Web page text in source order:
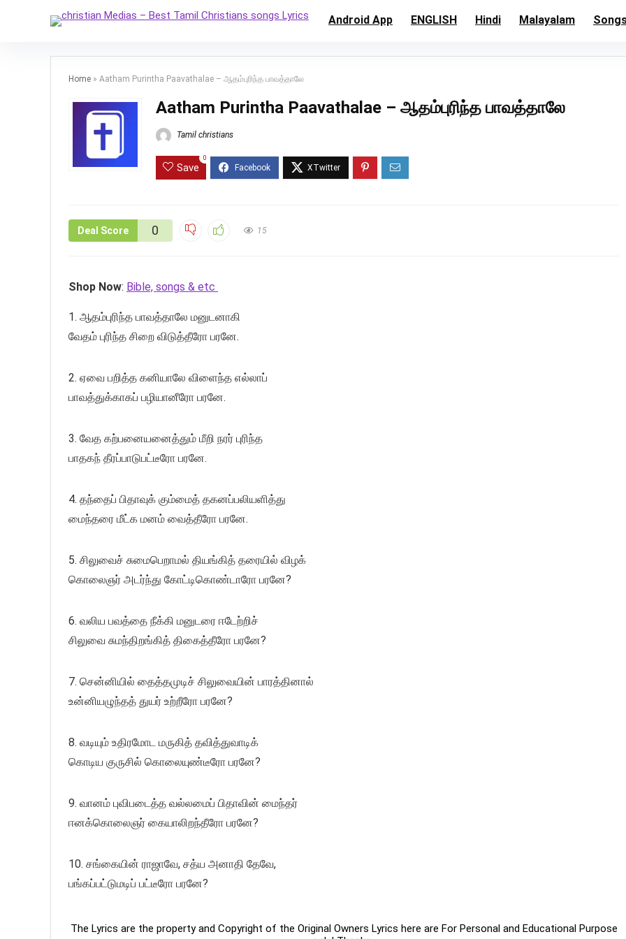
Android App ENGLISH Hindi Malayalam
Home » Aatham Purintha Paavathalae – ஆதம்புரிந்த பாவத்தாலே
Aatham Purintha Paavathalae – ஆதம்புரிந்த பாவத்தாலே
Tamil christians
Save
0
Deal Score 0 15
Shop Now: Bible, songs & etc
1. ஆதம்புரிந்த பாவத்தாலே மனுடனாகி
வேதம் புரிந்த சிறை விடுத்தீரோ பரனே.
2. ஏவை பறித்த கனியாலே விளைந்த எல்லாப்
பாவத்துக்காகப் பழியானீரோ பரனே.
3. வேத கற்பனையனைத்தும் மீறி நரர் புரிந்த
பாதகந் தீரப்பாடுபட்டீரோ பரனே.
4. தந்தைப் பிதாவுக் கும்மைத் தகனப்பலியளித்து
மைந்தரை மீட்க மனம் வைத்தீரோ பரனே.
5. சிலுவைச் சுமைபெறாமல் தியங்கித் தரையில் விழக்
கொலைஞர் அடர்ந்து கோட்டிகொண்டாரோ பரனே?
6. வலிய பவத்தை நீக்கி மனுடரை ஈடேற்றிச்
சிலுவை சுமந்திறங்கித் திகைத்தீரோ பரனே?
7. சென்னியில் தைத்தமுடிச் சிலுவையின் பாரத்தினால்
உன்னியழுந்தத் துயர் உற்றீரோ பரனே?
8. வடியும் உதிரமோட மருகித் தவித்துவாடிக்
கொடிய குருசில் கொலையுண்டீரோ பரனே?
9. வானம் புவிபடைத்த வல்லமைப் பிதாவின் மைந்தர்
ஈனக்கொலைஞர் கையாலிறந்தீரோ பரனே?
10. சங்கையின் ராஜாவே, சத்ய அனாதி தேவே,
பங்கப்பட்டுமடிப் பட்டீரோ பரனே?
The Lyrics are the property and Copyright of the Original Owners Lyrics here are For Personal and Educational Purpose